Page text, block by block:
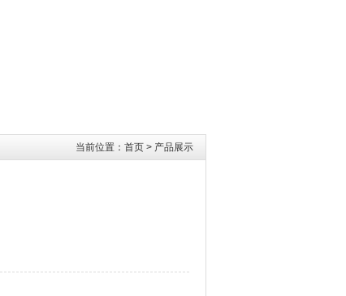
当前位置： 首页 > 产品展示